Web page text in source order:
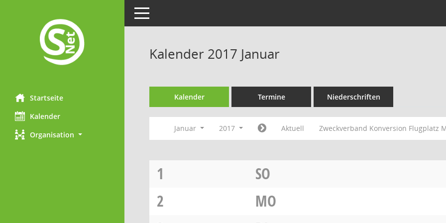
Startseite
Kalender
Organisation
Toggle navigation
Kalender 2017 Januar
Kalender Termine Niederschriften
Januar 2017 Aktuell Zweckverband Konversion Flugplatz
1
SO
2
MO